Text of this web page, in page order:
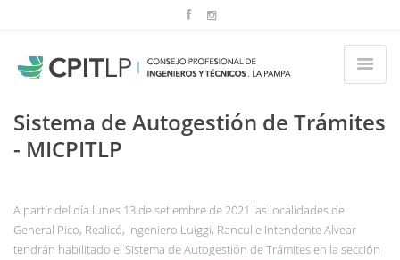
Sistema de Autogestión de Trámites
- MICPITLP
A partir del día lunes 13 de setiembre de 2021 las localidades de
General Pico, Realicó, Ingeniero Luiggi, Rancul e Intendente Alvear
tendrán habilitado el Sistema de Autogestión de Trámites en la sección